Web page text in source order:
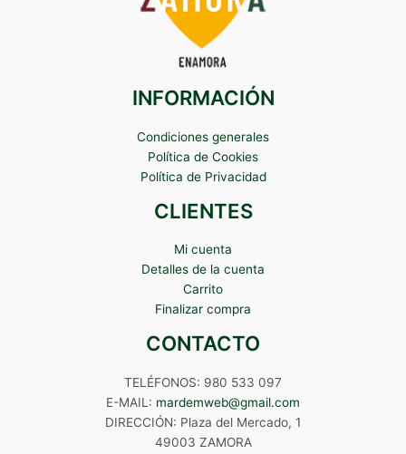
INFORMACIÓN
Condiciones generales
Política de Cookies
Política de Privacidad
CLIENTES
Mi cuenta
Detalles de la cuenta
Carrito
Finalizar compra
CONTACTO
TELÉFONOS: 980 533 097
E-MAIL: mardemweb@gmail.com
DIRECCIÓN: Plaza del Mercado, 1
49003 ZAMORA